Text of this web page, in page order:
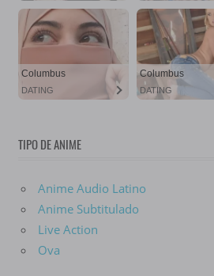
TIPO DE ANIME
Anime Audio Latino
Anime Subtitulado
Live Action
Ova